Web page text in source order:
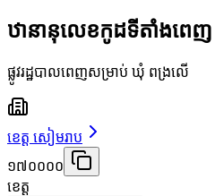
ឋានានុលេខកូដទីតាំងពេញ
ផ្លូវរដ្ឋបាលពេញសម្រាប់ ឃុំ ពង្រលើ
ខេត្ត សៀមរាប
១៧០០០០
ខេត្ត